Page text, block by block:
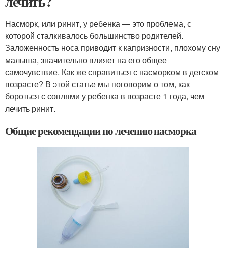
Насморк, или ринит, у ребенка — это проблема, с
которой сталкивалось большинство родителей.
Заложенность носа приводит к капризности, плохому сну
малыша, значительно влияет на его общее
самочувствие. Как же справиться с насморком в детском
возрасте? В этой статье мы поговорим о том, как
бороться с соплями у ребенка в возрасте 1 года, чем
лечить ринит.
Общие рекомендации по лечению насморка